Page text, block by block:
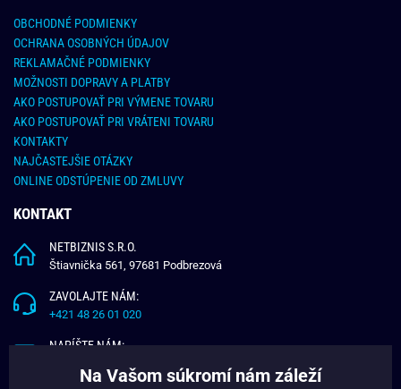
OBCHODNÉ PODMIENKY
OCHRANA OSOBNÝCH ÚDAJOV
REKLAMAČNÉ PODMIENKY
MOŽNOSTI DOPRAVY A PLATBY
AKO POSTUPOVAŤ PRI VÝMENE TOVARU
AKO POSTUPOVAŤ PRI VRÁTENI TOVARU
KONTAKTY
NAJČASTEJŠIE OTÁZKY
ONLINE ODSTÚPENIE OD ZMLUVY
KONTAKT
NETBIZNIS S.R.O.
Štiavnička 561, 97681 Podbrezová
ZAVOLAJTE NÁM:
+421 48 26 01 020
NAPÍŠTE NÁM:
Na Vašom súkromí nám záleží